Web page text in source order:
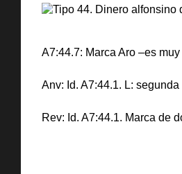
A7:44.7: Marca Aro –es
Anv: Id. A7:44.1. L:
Rev: Id. A7:44.1. Marca de